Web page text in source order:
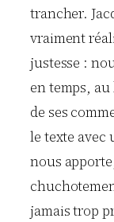
trancher.
vraiment
justesse :
en temps,
de ses
le texte avec
nous
jamais trop